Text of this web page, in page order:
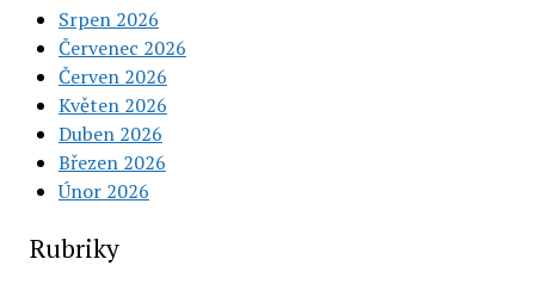
Srpen 2026
Červenec 2026
Červen 2026
Květen 2026
Duben 2026
Březen 2026
Únor 2026
Rubriky